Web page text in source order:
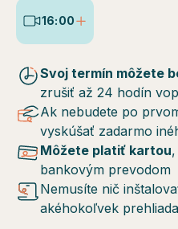
16:00
Svoj termín môžete
zrušiť až 24 hodín
Ak nebudete po
vyskúšať zadarmo
Môžete platiť kartou
bankovým prevodom
Nemusíte nič
akéhokoľvek